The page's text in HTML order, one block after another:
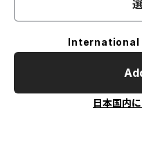
International
日本国内